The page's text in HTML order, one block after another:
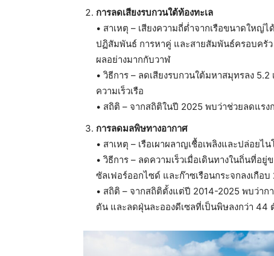
การลดเสียงรบกวนใต้ท้องทะเล
• สาเหตุ – เสียงความถี่ต่ำจากเรือขนาดให
ปฏิสัมพันธ์ การหาคู่ และสายสัมพันธ์ครอบครัว
ผลอย่างมากกับวาฬ
• วิธีการ – ลดเสียงรบกวนใต้มหาสมุทรลง
ความเร็วเรือ
• สถิติ – จากสถิติในปี 2025 พบว่าช่วยลดแรง
การลดมลพิษทางอากาศ
• สาเหตุ – เรือเผาผลาญเชื้อเพลิงและปล่อย
• วิธีการ – ลดความเร็วเมื่อเดินทางในถิ่นที่อ
ซัลเฟอร์ออกไซด์ และก๊าซเรือนกระจกลงเกือบ
• สถิติ – จากสถิติตั้งแต่ปี 2014-2025 พบว่า
ตัน และลดฝุ่นละอองดีเซลที่เป็นพิษลงกว่า 44